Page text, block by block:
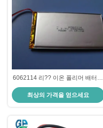
6062114 리?? 이온 폴리머 배터리
팩 3.7V 4500mAh 3.7 V 리 폴리 재
충전 배터리
최상의 가격을 얻으세요